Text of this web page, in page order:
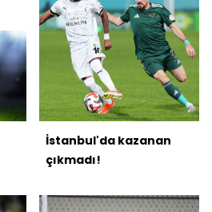
İstanbul'da kazanan
çıkmadı!